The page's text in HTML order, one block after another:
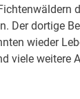
Der dortige
wieder
viele weitere